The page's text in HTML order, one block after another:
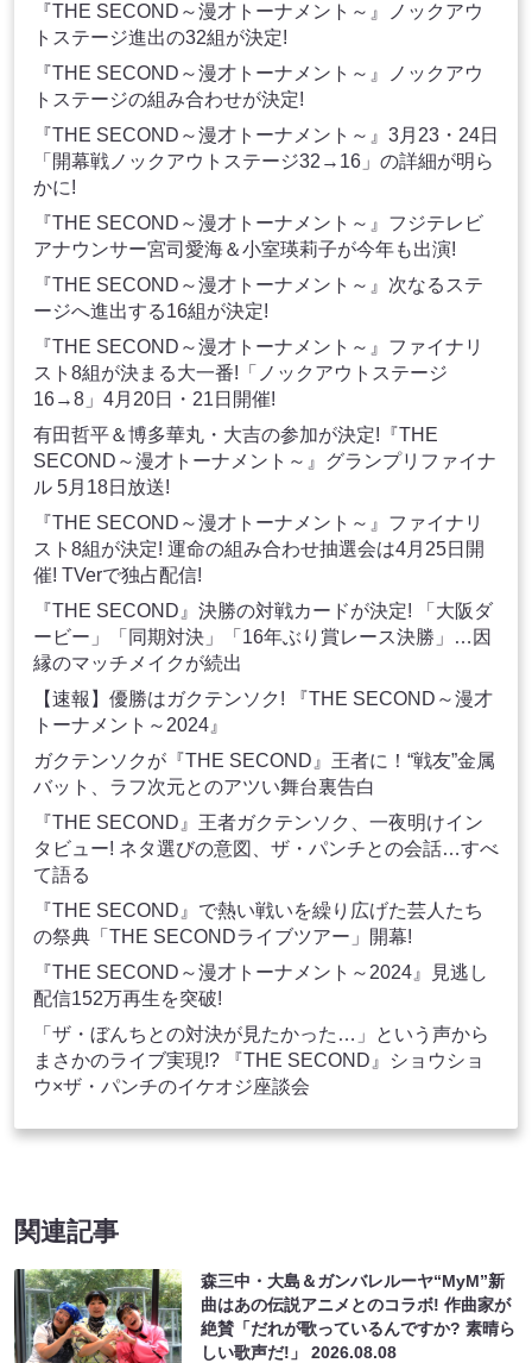
『THE SECOND～漫才トーナメント～』ノックアウ
トステージ進出の32組が決定!
『THE SECOND～漫才トーナメント～』ノックアウ
トステージの組み合わせが決定!
『THE SECOND～漫才トーナメント～』3月23・24日
「開幕戦ノックアウトステージ32→16」の詳細が明ら
かに!
『THE SECOND～漫才トーナメント～』フジテレビ
アナウンサー宮司愛海＆小室瑛莉子が今年も出演!
『THE SECOND～漫才トーナメント～』次なるステ
ージへ進出する16組が決定!
『THE SECOND～漫才トーナメント～』ファイナリ
スト8組が決まる大一番!「ノックアウトステージ
16→8」4月20日・21日開催!
有田哲平＆博多華丸・大吉の参加が決定!『THE
SECOND～漫才トーナメント～』グランプリファイナ
ル 5月18日放送!
『THE SECOND～漫才トーナメント～』ファイナリ
スト8組が決定! 運命の組み合わせ抽選会は4月25日開
催! TVerで独占配信!
『THE SECOND』決勝の対戦カードが決定! 「大阪ダ
ービー」「同期対決」「16年ぶり賞レース決勝」…因
縁のマッチメイクが続出
【速報】優勝はガクテンソク! 『THE SECOND～漫才
トーナメント～2024』
ガクテンソクが『THE SECOND』王者に！“戦友”金属
バット、ラフ次元とのアツい舞台裏告白
『THE SECOND』王者ガクテンソク、​​一夜明けイン
タビュー! ネタ選びの意図、ザ・パンチとの会話…すべ
て語る
『THE SECOND』で熱い戦いを繰り広げた芸人たち
の祭典「THE SECONDライブツアー」開幕!
『THE SECOND～漫才トーナメント～2024』見逃し
配信152万再生を突破!
「ザ・ぼんちとの対決が見たかった…」という声から
まさかのライブ実現!? 『THE SECOND』ショウショ
ウ×ザ・パンチのイケオジ座談会
関連記事
森三中・大島＆ガンバレルーヤ“MyM”新
曲はあの伝説アニメとのコラボ! 作曲家が
絶賛「だれが歌っているんですか? 素晴ら
しい歌声だ!」2026.08.08